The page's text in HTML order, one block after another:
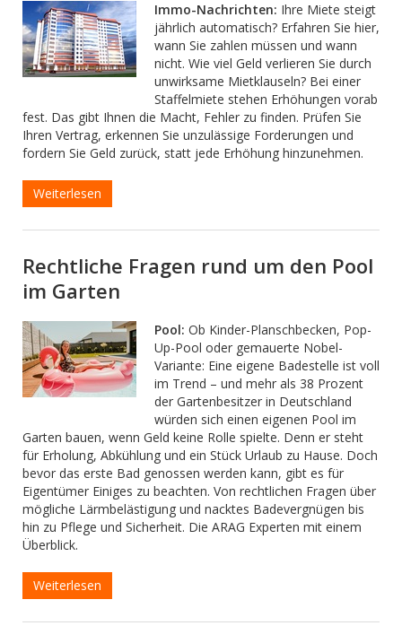
Immo-Nachrichten: Ihre Miete steigt
jährlich automatisch? Erfahren Sie hier,
wann Sie zahlen müssen und wann
nicht. Wie viel Geld verlieren Sie durch
unwirksame Mietklauseln? Bei einer
Staffelmiete stehen Erhöhungen vorab
fest. Das gibt Ihnen die Macht, Fehler zu finden. Prüfen Sie
Ihren Vertrag, erkennen Sie unzulässige Forderungen und
fordern Sie Geld zurück, statt jede Erhöhung hinzunehmen.
Weiterlesen
Rechtliche Fragen rund um den Pool
im Garten
Pool: Ob Kinder-Planschbecken, Pop-
Up-Pool oder gemauerte Nobel-
Variante: Eine eigene Badestelle ist voll
im Trend – und mehr als 38 Prozent
der Gartenbesitzer in Deutschland
würden sich einen eigenen Pool im
Garten bauen, wenn Geld keine Rolle spielte. Denn er steht
für Erholung, Abkühlung und ein Stück Urlaub zu Hause. Doch
bevor das erste Bad genossen werden kann, gibt es für
Eigentümer Einiges zu beachten. Von rechtlichen Fragen über
mögliche Lärmbelästigung und nacktes Badevergnügen bis
hin zu Pflege und Sicherheit. Die ARAG Experten mit einem
Überblick.
Weiterlesen